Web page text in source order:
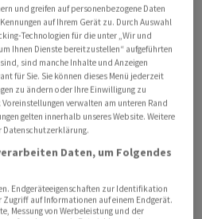
sie derzeit so zurückhaltend
von 10 Prozent
vergangenen Jahr wirke für
Zoll.
daran, mit spezialisierten
bezahlte Zölle
sich um einen «langwierigen
aber «ein sehr wichtiger und
Zölle weiter zulege,
und greifen auf personenbezogene Daten
auf Ihrem Gerät zu. Durch Auswahl
Technologien für die unter „Wir und
Ihnen Dienste bereitzustellen“ aufgeführten
sind manche Inhalte und Anzeigen
für Sie. Sie können dieses Menü jederzeit
zu ändern oder Ihre Einwilligung zu
verwalten am unteren Rand
gelten innerhalb unseres Website. Weitere
Datenschutzerklärung.
Daten, um Folgendes
Endgeräteeigenschaften zur Identifikation
auf Informationen auf einem Endgerät.
Messung von Werbeleistung und der